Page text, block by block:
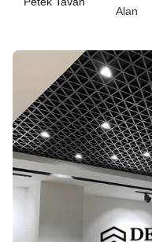
Alan